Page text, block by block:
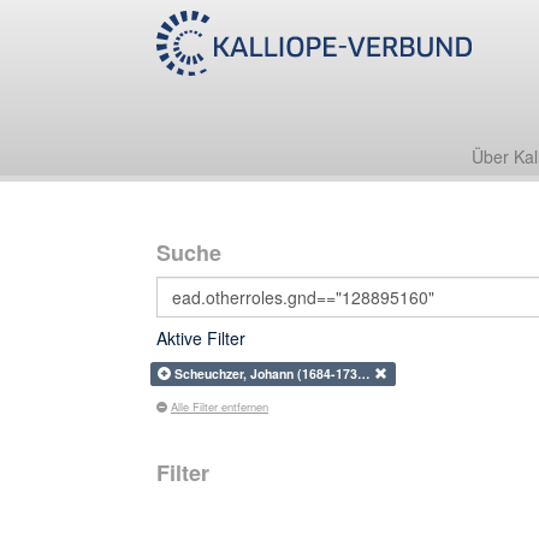
Über
Suche
Aktive Filter
Scheuchzer, Johann (1684-173…
Alle Filter entfernen
Filter